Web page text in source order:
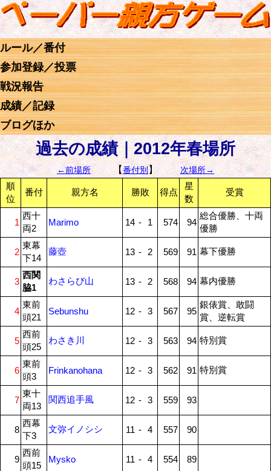
ルール／番付
参加登録／投票
戦況報告
成績／記録
ブログほか
過去の成績｜2012年春場所
←前場所 【番付別 】 次場所→
順
位
番付 親方名 勝敗 得点
星
数
受賞
1
西十
両2
Marimo 14 - 1 574 94
総合優勝、十両
優勝
2
東幕
下14
藤壺 13 - 2 569 91 幕下優勝
3
西関
脇1
わさらび山 13 - 2 568 94 幕内優勝
4
東前
頭21
Sebunshu 12 - 3 567 95
銀俵賞、敢闘
賞、逆転賞
5
西前
頭25
わさき川 12 - 3 563 94 特別賞
6
東前
頭3
Frinkanohana 12 - 3 562 91 特別賞
7
東十
両13
関西追手風 12 - 3 559 93
8
西幕
下3
文弥イノシシ 11 - 4 557 90
9
西前
頭15
Mysko 11 - 4 554 89